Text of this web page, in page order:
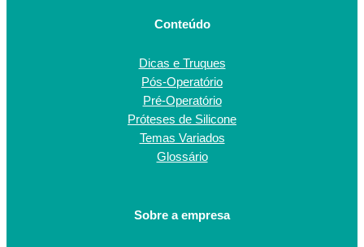
Conteúdo
Dicas e Truques
Pós-Operatório
Pré-Operatório
Próteses de Silicone
Temas Variados
Glossário
Sobre a empresa